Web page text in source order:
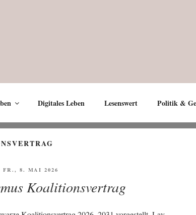
Digitales Leben Lesenswert Politik &
VERÖFFENTLICHT
FR., 8. MAI 2026
Koalitionsvertrag